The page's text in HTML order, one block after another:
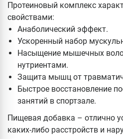
Протеиновый комплекс
свойствами:
Анаболический эффект.
Ускоренный набор
Насыщение мышечных
нутриентами.
Защита мышц от
Быстрое восстановление
занятий в спортзале.
Пищевая добавка – отлично
каких-либо расстройств и